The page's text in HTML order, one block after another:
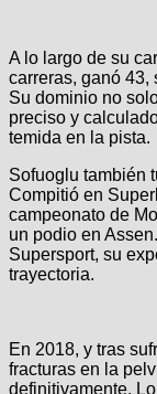
A lo largo de su
carreras, ganó 43,
Su dominio no
preciso y
temida en la pista.
Sofuoglu también
Compitió en
campeonato de
un podio en
Supersport, su
trayectoria.
En 2018, y tras
fracturas en la
definitivamente.